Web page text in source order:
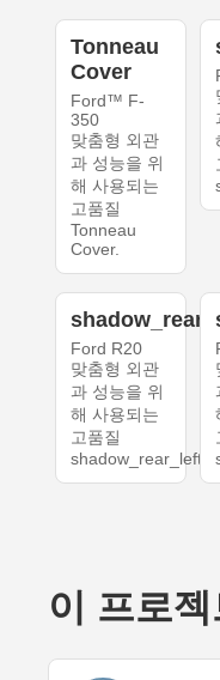
Tonneau
Cover
Ford™ F-
350
맞춤형 외관
과 성능을 위
해 사용되는
고품질
Tonneau
Cover.
Ford R20
맞춤형 외관
과 성능을 위
해 사용되는
고품질
shadow_rear_left.
이 프로